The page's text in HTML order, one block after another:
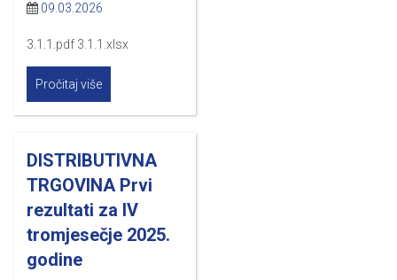
09.03.2026
3.1.1.pdf 3.1.1.xlsx
Pročitaj više
DISTRIBUTIVNA
TRGOVINA Prvi
rezultati za IV
tromjesečje 2025.
godine